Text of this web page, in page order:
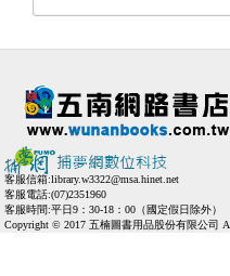
客服信箱:library.w3322@msa.hinet.net
客服電話:(07)2351960
客服時間:平日9：30-18：00（國定假日除外）
Copyright © 2017 五楠圖書用品股份有限公司